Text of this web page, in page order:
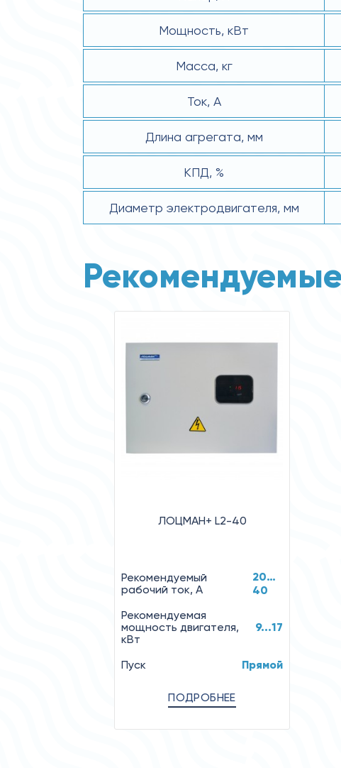
Мощность, кВт
Масса, кг
Ток, А
Длина агрегата, мм
КПД, %
Диаметр электродвигателя, мм
ЛОЦМАН+ L2-40
Рекомендуемый
рабочий ток, А
20…
40
Рекомендуемая
мощность двигателя,
кВт
9...17
Пуск Прямой
ПОДРОБНЕЕ